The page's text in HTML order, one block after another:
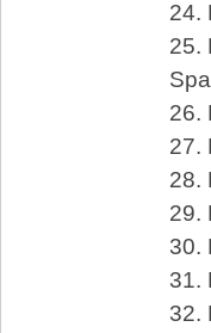
24.
25.
26.
27.
28.
29.
30.
31.
32.